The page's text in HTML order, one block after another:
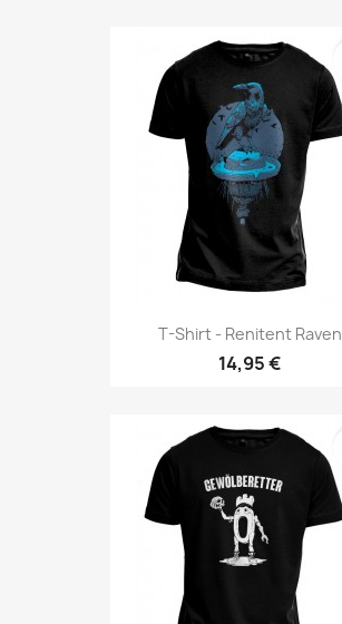
T-Shirt - Renitent Raven
14,95 €